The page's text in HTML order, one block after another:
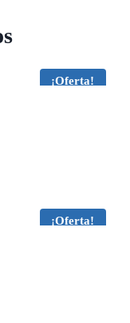
¡Oferta!
¡Oferta!